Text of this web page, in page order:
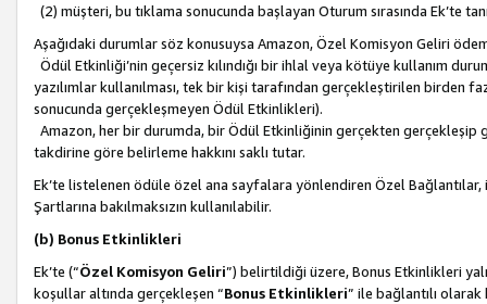
(2) müşteri, bu tıklama sonucunda başlayan Oturum sırasında Ek’te
Aşağıdaki durumlar söz konusuysa Amazon, Özel Komisyon Geliri
Ödül Etkinliği’nin geçersiz kılındığı bir ihlal veya kötüye kullanım
yazılımlar kullanılması, tek bir kişi tarafından gerçekleştirilen
sonucunda gerçekleşmeyen Ödül Etkinlikleri).
Amazon, her bir durumda, bir Ödül Etkinliğinin gerçekten gerçekleşip
takdirine göre belirleme hakkını saklı tutar.
Ek’te listelenen ödüle özel ana sayfalara yönlendiren Özel
Şartlarına bakılmaksızın kullanılabilir.
(b) Bonus Etkinlikleri
Ek’te (“Özel Komisyon Geliri”) belirtildiği üzere, Bonus Etkinlikleri
koşullar altında gerçekleşen “Bonus Etkinlikleri” ile bağlantılı olarak